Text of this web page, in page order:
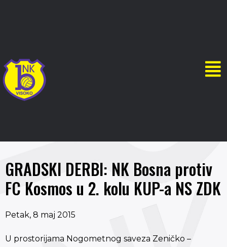
GRADSKI DERBI: NK Bosna protiv
FC Kosmos u 2. kolu KUP-a NS ZDK
Petak, 8 maj 2015
U prostorijama Nogometnog saveza Zeničko –